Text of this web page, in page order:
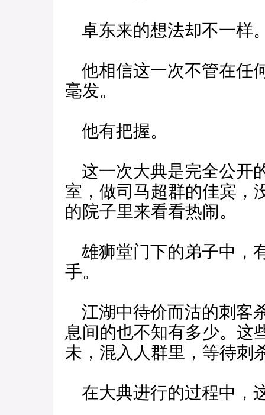
卓东来的想法却不一样
他相信这一次不管在任
毫发。
他有把握。
这一次大典是完全公开
室，做司马超群的佳宾，
的院子里来看看热闹。
雄狮堂门下的弟子中，
手。
江湖中待价而沽的刺客
息间的也不知有多少。这
未，混入人群里，等待刺
在大典进行的过程中，